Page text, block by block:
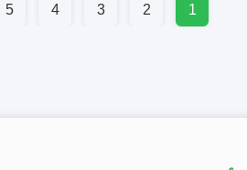
1
2
3
4
5